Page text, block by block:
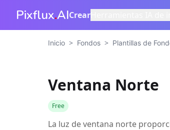
Pixflux.AICrear
Inicio > Fondos > Plantillas de
Ventana Norte
Free
La luz de ventana norte